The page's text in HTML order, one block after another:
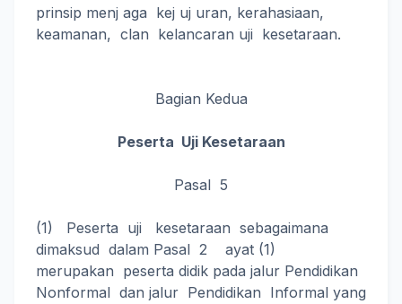
prinsip menj aga kej uj uran, kerahasiaan,
keamanan, clan kelancaran uji kesetaraan.
Bagian Kedua
Peserta Uji Kesetaraan
Pasal 5
(1) Peserta uji kesetaraan sebagaimana
dimaksud dalam Pasal 2 ayat (1)
merupakan peserta didik pada jalur Pendidikan
Nonformal dan jalur Pendidikan Informal yang